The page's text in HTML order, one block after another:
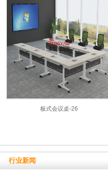
板式会议桌-26
行业新闻